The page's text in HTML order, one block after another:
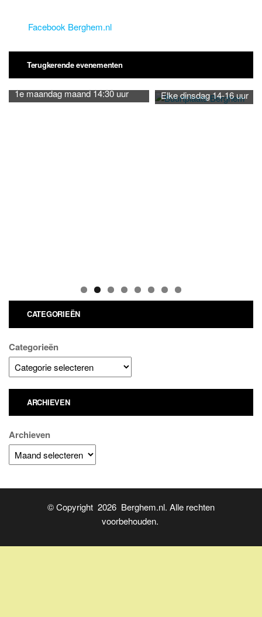
Facebook Berghem.nl
Terugkerende evenementen
1e maandag maand 14:30 uur Elke dinsdag 14-16 uur
CATEGORIEËN
Categorieën
ARCHIEVEN
Archieven
© Copyright 2026 Berghem.nl. Alle rechten
voorbehouden.